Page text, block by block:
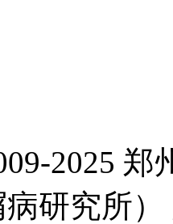
2025
病研究所